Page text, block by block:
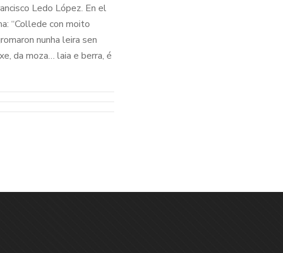
Ledo López. En el
“Collede con moito
nunha leira sen
da moza… laia e berra, é